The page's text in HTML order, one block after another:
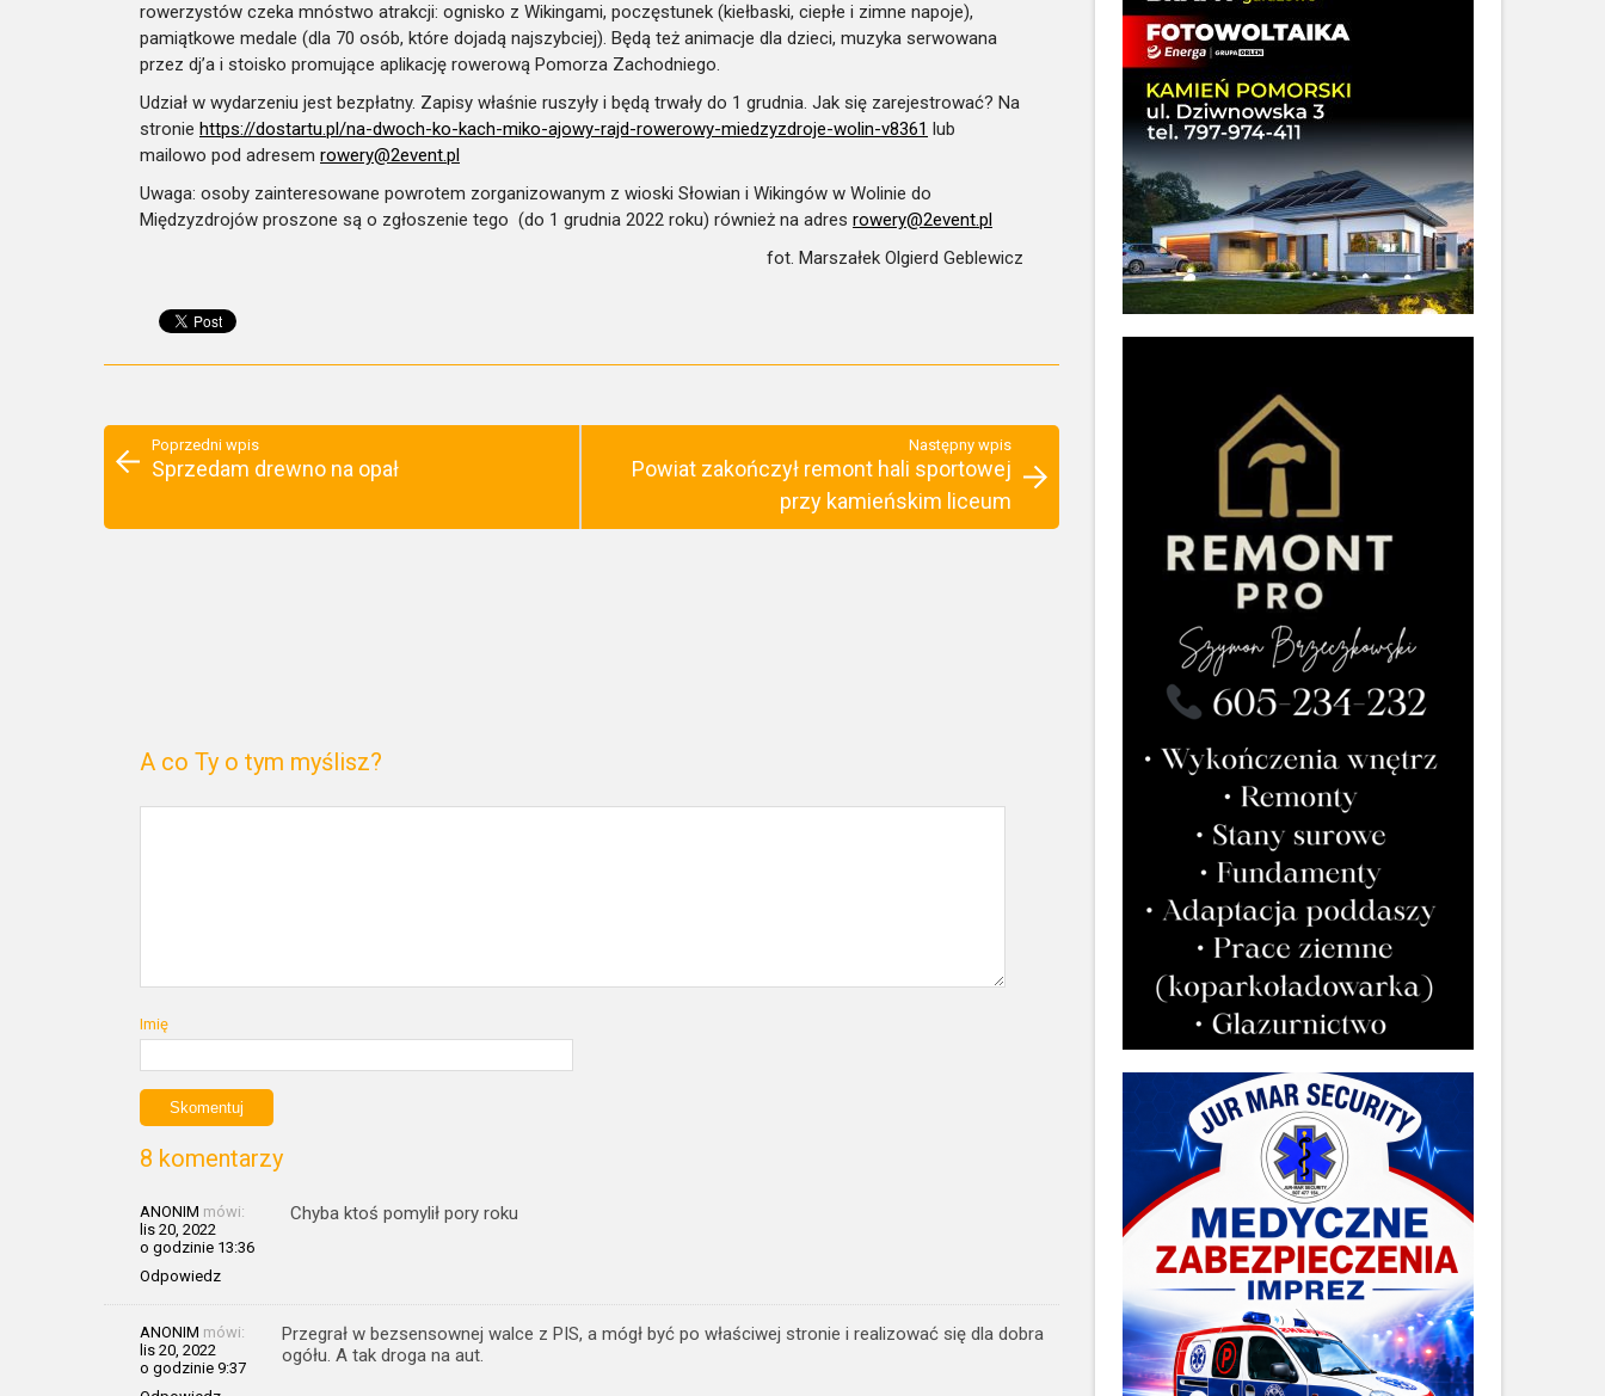
rowerzystów czeka mnóstwo atrakcji: ognisko z Wikingami, poczęstunek (kiełbaski, ciepłe i zimne napoje),
pamiątkowe medale (dla 70 osób, które dojadą najszybciej). Będą też animacje dla dzieci, muzyka serwowana
przez dj’a i stoisko promujące aplikację rowerową Pomorza Zachodniego.
Udział w wydarzeniu jest bezpłatny. Zapisy właśnie ruszyły i będą trwały do 1 grudnia. Jak się zarejestrować? Na
stronie https://dostartu.pl/na-dwoch-ko-kach-miko-ajowy-rajd-rowerowy-miedzyzdroje-wolin-v8361 lub
mailowo pod adresem rowery@2event.pl
Uwaga: osoby zainteresowane powrotem zorganizowanym z wioski Słowian i Wikingów w Wolinie do
Międzyzdrojów proszone są o zgłoszenie tego (do 1 grudnia 2022 roku) również na adres rowery@2event.pl
fot. Marszałek Olgierd Geblewicz
Poprzedni wpis
Sprzedam drewno na opał
Następny wpis
Powiat zakończył remont hali sportowej
przy kamieńskim liceum
A co Ty o tym myślisz?
Imię
8 komentarzy
ANONIM mówi:
lis 20, 2022
o godzinie 13:36
Odpowiedz
Chyba ktoś pomylił pory roku
ANONIM mówi:
lis 20, 2022
o godzinie 9:37
Przegrał w bezsensownej walce z PIS, a mógł być po właściwej stronie i realizować się dla dobra
ogółu. A tak droga na aut.